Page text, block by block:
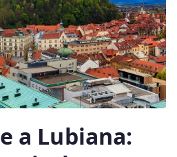
a Lubiana: